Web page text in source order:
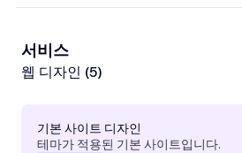
서비스
웹 디자인 (5)
기본 사이트 디자인
테마가 적용된 기본 사이트입니다.